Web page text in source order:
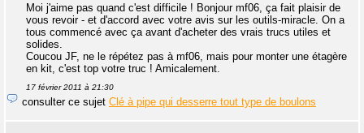
Moi j'aime pas quand c'est difficile ! Bonjour mf06, ça fait plaisir de
vous revoir - et d'accord avec votre avis sur les outils-miracle. On a
tous commencé avec ça avant d'acheter des vrais trucs utiles et
solides.
Coucou JF, ne le répétez pas à mf06, mais pour monter une étagère
en kit, c'est top votre truc ! Amicalement.
17 février 2011 à 21:30
consulter ce sujet Clé à pipe qui desserre tout type de boulons